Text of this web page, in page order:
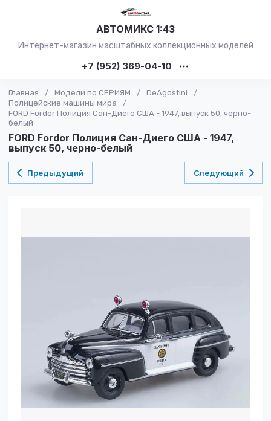
АВТОМИКС 1:43
Интернет-магазин масштабных коллекционных моделей
+7 (952) 369-04-10
Главная / Модели по СЕРИЯМ / DeAgostini
/
Полицейские машины мира
/
FORD Fordor Полиция Сан-Диего США - 1947, выпуск 50, черно-
белый
FORD Fordor Полиция Сан-Диего США - 1947,
выпуск 50, черно-белый
Предыдущий Следующий